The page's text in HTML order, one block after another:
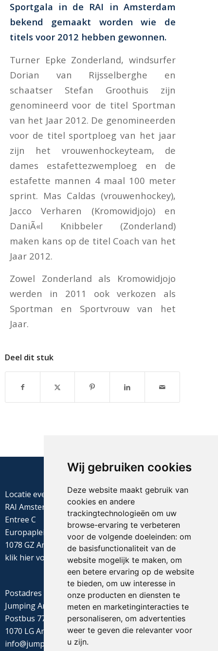
Wij gebruiken cookies
Deze website maakt gebruik van
cookies en andere
trackingtechnologieën om uw
browse-ervaring te verbeteren
voor de volgende doeleinden: om
de basisfunctionaliteit van de
website mogelijk te maken, om
een betere ervaring op de website
te bieden, om uw interesse in
onze producten en diensten te
meten en marketinginteracties te
personaliseren, om advertenties
weer te geven die relevanter voor
u zijn.
Sportgala in de RAI in Amsterdam
bekend gemaakt worden wie de
titels voor 2012 hebben gewonnen.
Turner Epke Zonderland, windsurfer
Dorian van Rijsselberghe en
schaatser Stefan Groothuis zijn
genomineerd voor de titel Sportman
van het Jaar 2012. De genomineerden
voor de titel sportploeg van het jaar
zijn het vrouwenhockeyteam, de
dames estafettezwemploeg en de
estafette mannen 4 maal 100 meter
sprint. Mas Caldas (vrouwenhockey),
Jacco Verharen (Kromowidjojo) en
DaniÃ«l Knibbeler (Zonderland)
maken kans op de titel Coach van het
Jaar 2012.
Zowel Zonderland als Kromowidjojo
werden in 2011 ook verkozen als
Sportman en Sportvrouw van het
Jaar.
Deel dit stuk
Locatie evenement
RAI Amsterdam
Entree C
Europaplein 22
1078 GZ Amsterdam
klik hiervoor de routebeschrijving
Postadres
Jumping Amsterdam
Postbus 77655
1070 LG Amsterdam
info@jumpingamsterdam.nl